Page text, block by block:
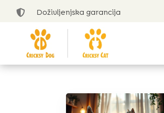
 Doživljenjska garancija